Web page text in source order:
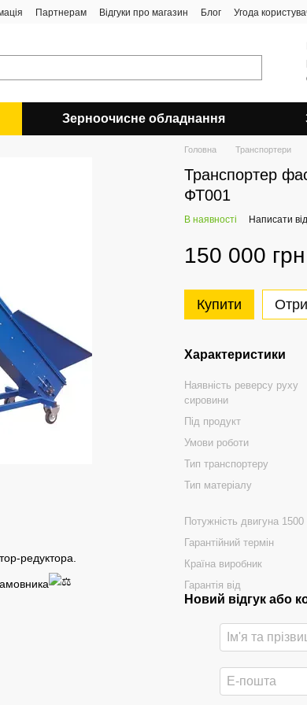
Партнерам Відгуки про магазин Блог Угода
Зерноочисне обладнання
редуктора.
Головна Транспортери
Транспортер
ФТ001
В наявності Написати
150 000 грн
Купити
Характеристики
Наявність реверсу руху
сировини
Під продукт
Умови роботи
Тип транспортеру
Тип матеріалу
Потужність двигуна 1500
Гарантійний термін
Країна виробник
Гарантія від
Новий відгук або